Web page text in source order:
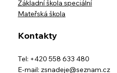
Základní škola speciální
Mateřská škola
Kontakty
Tel: +420 558 633 480
E-mail: zsnadeje@seznam.cz